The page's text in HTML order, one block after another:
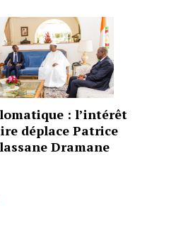
: l’intérêt
déplace Patrice
Dramane